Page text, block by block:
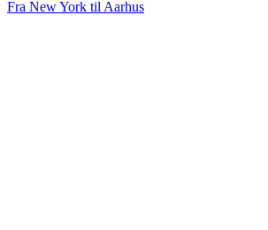
Fra New York til Aarhus